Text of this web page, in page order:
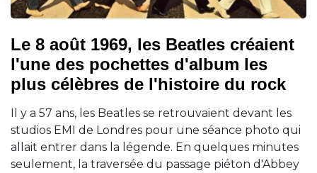
Le 8 août 1969, les Beatles créaient
l'une des pochettes d'album les
plus célèbres de l'histoire du rock
Il y a 57 ans, les Beatles se retrouvaient devant les
studios EMI de Londres pour une séance photo qui
allait entrer dans la légende. En quelques minutes
seulement, la traversée du passage piéton d'Abbey